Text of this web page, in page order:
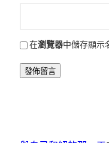
在瀏覽器中儲存顯示